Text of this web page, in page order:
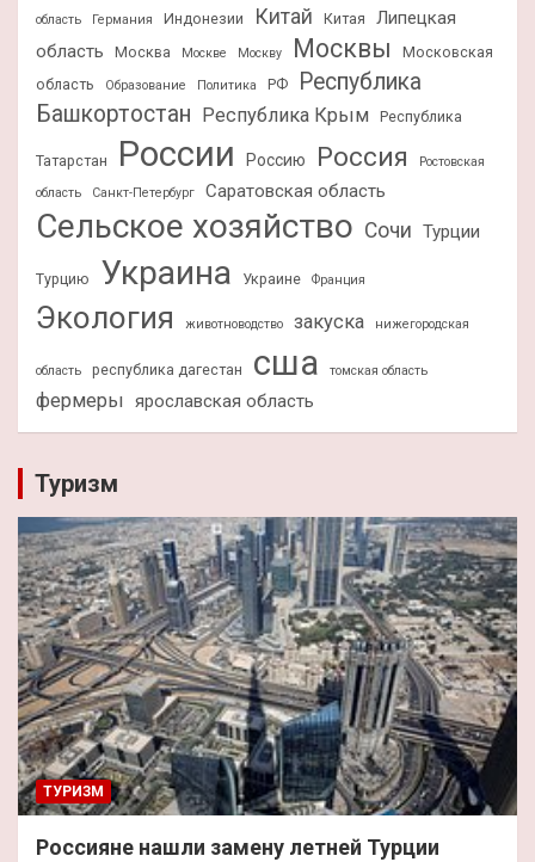
область
Германия Индонезии Китай Китая
Липецкая
область
Москва Москве Москву Москвы
Московская
область
Образование Политика РФ
Республика
Башкортостан Республика Крым Республика
Татарстан России Россию Россия
Ростовская
область
Санкт-Петербург Саратовская область
Сельское хозяйство Сочи Турции
Турцию Украина Украине Франция
Экология животноводство закуска нижегородская
область республика дагестан сша томская область
фермеры ярославская область
Туризм
ТУРИЗМ
Россияне нашли замену летней Турции